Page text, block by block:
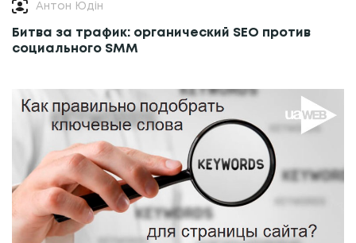
Антон Юдін
Битва за трафик: органический SEO против
социального SMM